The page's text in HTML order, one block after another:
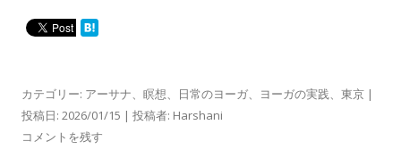
カテゴリー: アーサナ、 瞑想、 日常のヨーガ、 ヨーガの実践、 東京 |
投稿日: 2026/01/15 | 投稿者: Harshani
コメントを残す